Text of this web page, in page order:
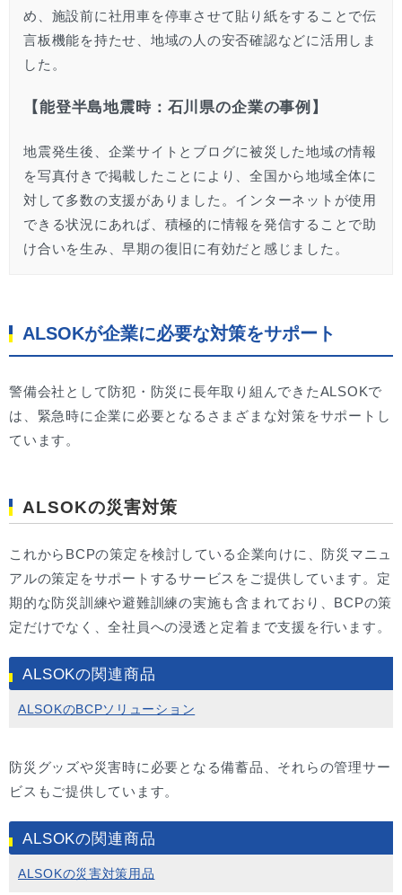
め、施設前に社用車を停車させて貼り紙をすることで伝
言板機能を持たせ、地域の人の安否確認などに活用しま
した。
【能登半島地震時：石川県の企業の事例】
地震発生後、企業サイトとブログに被災した地域の情報
を写真付きで掲載したことにより、全国から地域全体に
対して多数の支援がありました。インターネットが使用
できる状況にあれば、積極的に情報を発信することで助
け合いを生み、早期の復旧に有効だと感じました。
ALSOKが企業に必要な対策をサポート
警備会社として防犯・防災に長年取り組んできたALSOKで
は、緊急時に企業に必要となるさまざまな対策をサポートし
ています。
ALSOKの災害対策
これからBCPの策定を検討している企業向けに、防災マニュ
アルの策定をサポートするサービスをご提供しています。定
期的な防災訓練や避難訓練の実施も含まれており、BCPの策
定だけでなく、全社員への浸透と定着まで支援を行います。
ALSOKの関連商品
ALSOKのBCPソリューション
防災グッズや災害時に必要となる備蓄品、それらの管理サー
ビスもご提供しています。
ALSOKの関連商品
ALSOKの災害対策用品